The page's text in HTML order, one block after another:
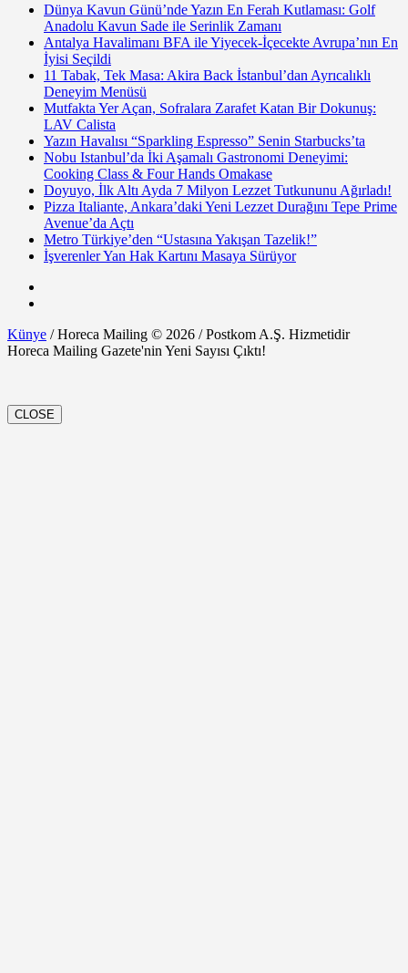
Dünya Kavun Günü’nde Yazın En Ferah Kutlaması: Golf
Anadolu Kavun Sade ile Serinlik Zamanı
Antalya Havalimanı BFA ile Yiyecek-İçecekte Avrupa’nın En
İyisi Seçildi
11 Tabak, Tek Masa: Akira Back İstanbul’dan Ayrıcalıklı
Deneyim Menüsü
Mutfakta Yer Açan, Sofralara Zarafet Katan Bir Dokunuş:
LAV Calista
Yazın Havalısı “Sparkling Espresso” Senin Starbucks’ta
Nobu Istanbul’da İki Aşamalı Gastronomi Deneyimi:
Cooking Class & Four Hands Omakase
Doyuyo, İlk Altı Ayda 7 Milyon Lezzet Tutkununu Ağırladı!
Pizza Italiante, Ankara’daki Yeni Lezzet Durağını Tepe Prime
Avenue’da Açtı
Metro Türkiye’den “Ustasına Yakışan Tazelik!”
İşverenler Yan Hak Kartını Masaya Sürüyor
Künye / Horeca Mailing © 2026 / Postkom A.Ş. Hizmetidir
Horeca Mailing Gazete'nin Yeni Sayısı Çıktı!
CLOSE